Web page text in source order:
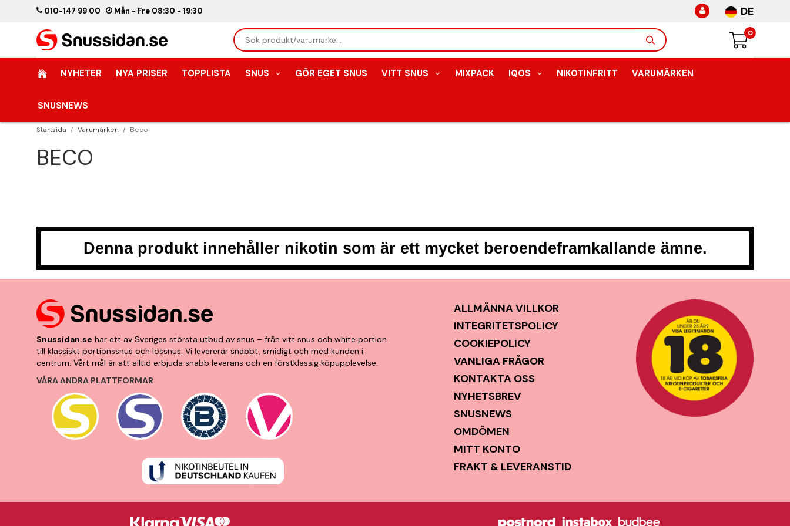
010-147 99 00 Mån - Fre 08:30 - 19:30 DE
0
NYHETER NYA PRISER TOPPLISTA SNUS GÖR EGET SNUS VITT SNUS MIXPACK IQOS NIKOTINFRITT VARUMÄRKEN
SNUSNEWS
Startsida / Varumärken / Beco
BECO
Denna produkt innehåller nikotin som är ett mycket beroendeframkallande ämne.
Snussidan.se har ett av Sveriges största utbud av snus – från vitt snus och white portion
till klassiskt portionssnus och lössnus. Vi levererar snabbt, smidigt och med kunden i
centrum. Vårt mål är att alltid erbjuda snabb leverans och en förstklassig köpupplevelse.
VÅRA ANDRA PLATTFORMAR
ALLMÄNNA VILLKOR
INTEGRITETSPOLICY
COOKIEPOLICY
VANLIGA FRÅGOR
KONTAKTA OSS
NYHETSBREV
SNUSNEWS
OMDÖMEN
MITT KONTO
FRAKT & LEVERANSTID